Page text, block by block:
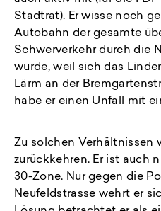
Stadtrat). Er wisse noch
Autobahn der gesamte
Schwerverkehr durch die
wurde, weil sich das
Lärm an der
habe er einen Unfall mit
Zu solchen Verhältnissen
zurückkehren. Er ist auch
30-Zone. Nur gegen die
Neufeldstrasse wehrt er